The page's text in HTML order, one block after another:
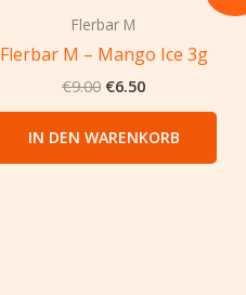
Flerbar M
Flerbar M – Mango Ice 3g
€9.00
war:
€6.50
IN DEN WARENKORB